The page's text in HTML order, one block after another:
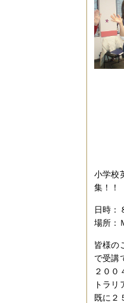
小学校
集！！
日時：
場所：
皆様の
で受講
２００
トラ
既に２